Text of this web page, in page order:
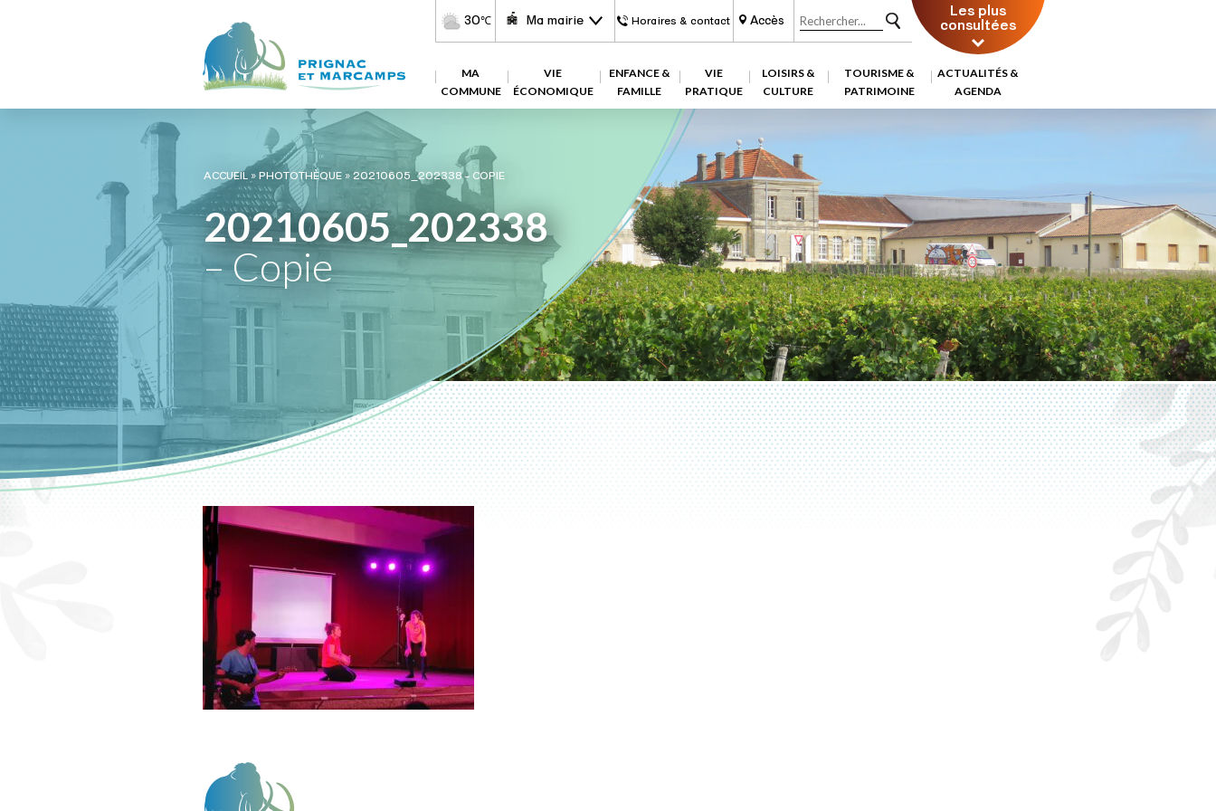
30℃ Ma mairie Horaires & contact Accès Les plus
consultées
MA
COMMUNE
VIE
ÉCONOMIQUE
ENFANCE &
FAMILLE
VIE
PRATIQUE
LOISIRS &
CULTURE
TOURISME &
PATRIMOINE
ACTUALITÉS &
AGENDA
ACCUEIL»PHOTOTHÈQUE»20210605_202338 – COPIE
20210605_202338
– Copie